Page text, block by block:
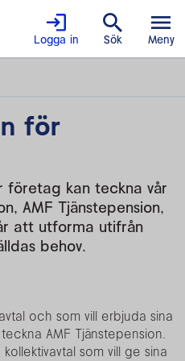
Logga in Sök Meny
för
företag kan teckna vår
AMF Tjänstepension,
att utforma utifrån
behov.
och som vill erbjuda sina
AMF Tjänstepension.
som vill ge sina